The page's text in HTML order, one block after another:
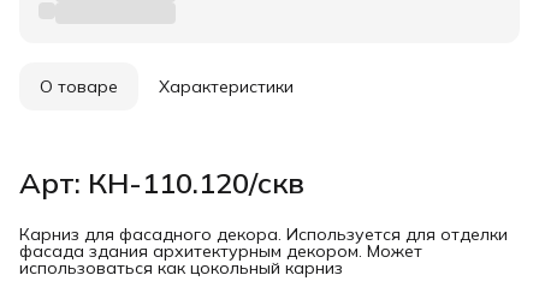
О товаре Характеристики
Арт: КН-110.120/скв
Карниз для фасадного декора. Используется для отделки
фасада здания архитектурным декором. Может
использоваться как цокольный карниз